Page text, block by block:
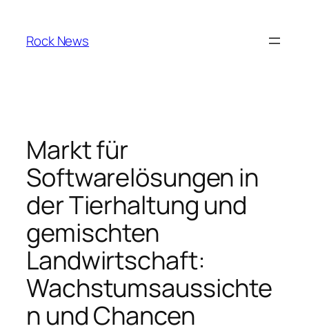
content
Rock News
Markt für
Softwarelösungen in
der Tierhaltung und
gemischten
Landwirtschaft:
Wachstumsaussichte
n und Chancen